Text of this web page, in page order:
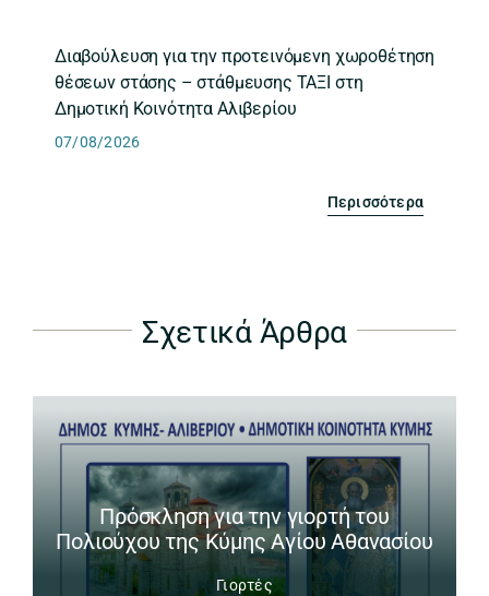
Διαβούλευση για την προτεινόμενη χωροθέτηση
θέσεων στάσης – στάθμευσης ΤΑΞΙ στη
Δημοτική Κοινότητα Αλιβερίου
07/08/2026
Περισσότερα
Σχετικά Άρθρα
Πρόσκληση για την γιορτή του
Πολιούχου της Κύμης Αγίου Αθανασίου
Γιορτές